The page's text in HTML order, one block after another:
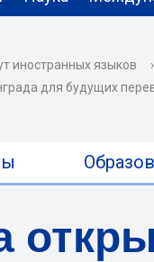
иностранных языков ›
для будущих